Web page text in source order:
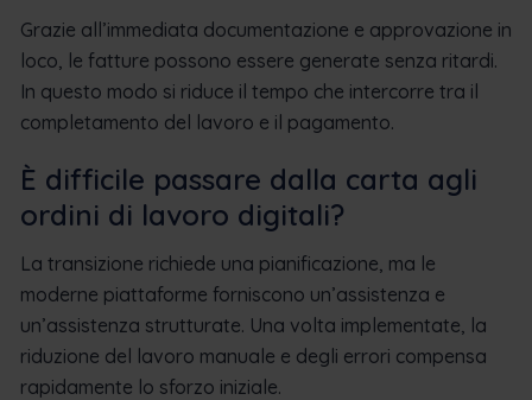
Grazie all’immediata documentazione e approvazione in
loco, le fatture possono essere generate senza ritardi.
In questo modo si riduce il tempo che intercorre tra il
completamento del lavoro e il pagamento.
È difficile passare dalla carta agli
ordini di lavoro digitali?
La transizione richiede una pianificazione, ma le
moderne piattaforme forniscono un’assistenza e
un’assistenza strutturate. Una volta implementate, la
riduzione del lavoro manuale e degli errori compensa
rapidamente lo sforzo iniziale.